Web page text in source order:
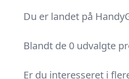
Du er landet på
Blandt de 0 udvalgte
Er du interesseret i